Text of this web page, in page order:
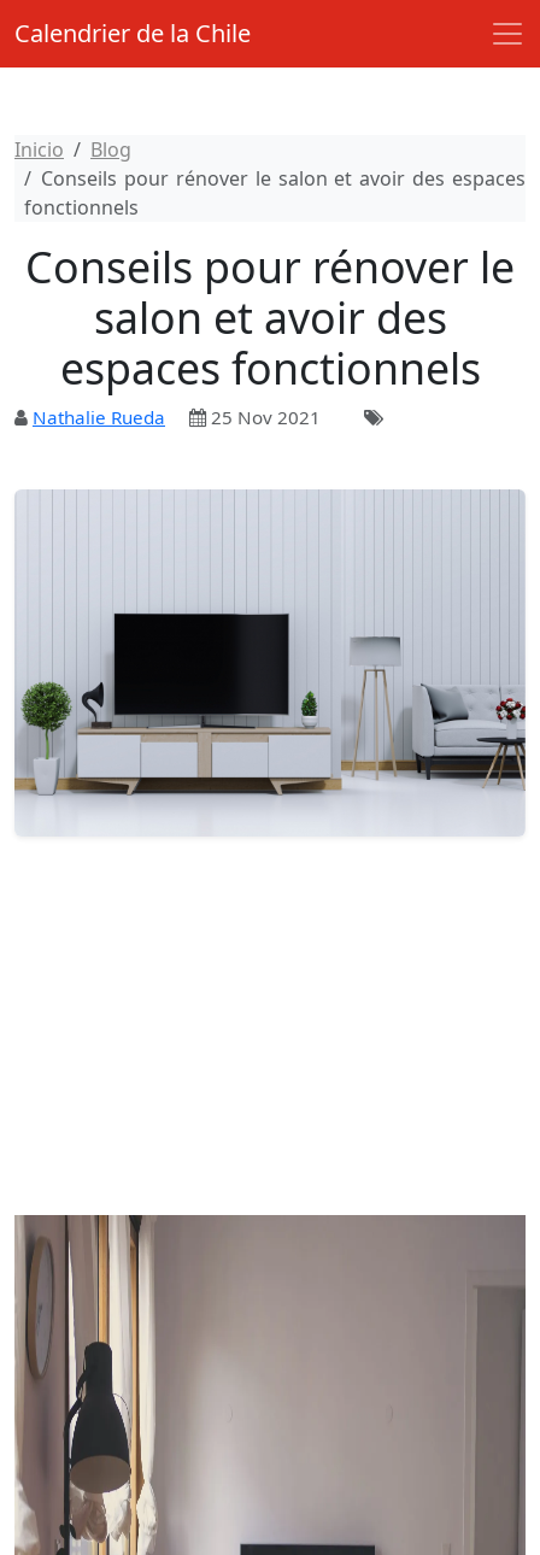
Calendrier de la Chile
Inicio
Blog
Conseils pour rénover le salon et avoir des espaces
fonctionnels
Conseils pour rénover le
salon et avoir des
espaces fonctionnels
Nathalie Rueda 25 Nov 2021